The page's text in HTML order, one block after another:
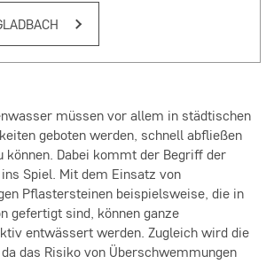
müssen vor allem in städtischen
geboten werden, schnell abfließen
können. Dabei kommt der Begriff der
Spiel. Mit dem Einsatz von
Pflastersteinen beispielsweise, die in
gefertigt sind, können ganze
entwässert werden. Zugleich wird die
das Risiko von Überschwemmungen